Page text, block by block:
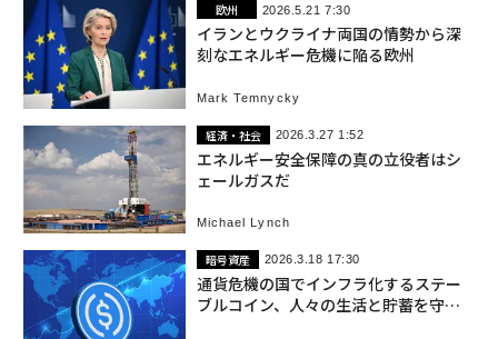
欧州 2026.5.21 7:30
イランとウクライナ両国の情勢から深
刻なエネルギー危機に陥る欧州
Mark Temnycky
経済・社会 2026.3.27 1:52
エネルギー安全保障の真の立役者はシ
ェールガスだ
Michael Lynch
暗号資産 2026.3.18 17:30
通貨危機の国でインフラ化するステー
ブルコイン、人々の生活と貯蓄を守る